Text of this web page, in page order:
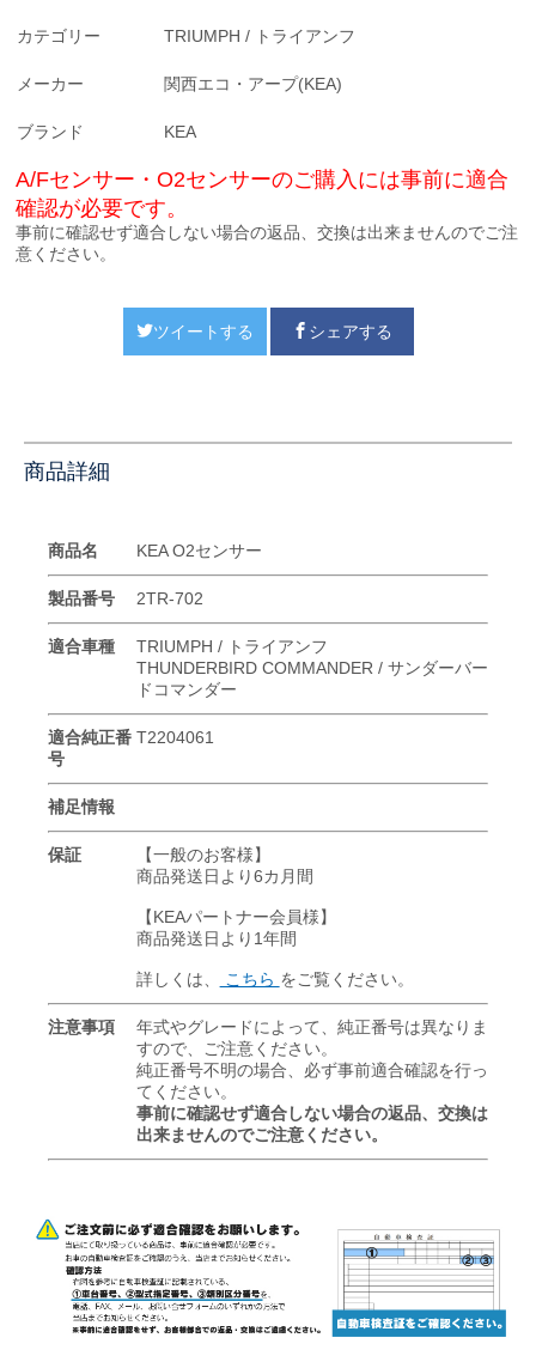
カテゴリー TRIUMPH / トライアンフ
メーカー 関西エコ・アープ(KEA)
ブランド KEA
A/Fセンサー・O2センサーのご購入には事前に適合
確認が必要です。
事前に確認せず適合しない場合の返品、交換は出来ませんのでご注
意ください。
ツイートする シェアする
商品詳細
商品名 KEA O2センサー
製品番号 2TR-702
適合車種
TRIUMPH / トライアンフ
THUNDERBIRD COMMANDER / サンダーバー
ドコマンダー
適合純正番
号
T2204061
補足情報
保証
【一般のお客様】
商品発送日より6カ月間
【KEAパートナー会員様】
商品発送日より1年間
詳しくは、 こちら をご覧ください。
注意事項
年式やグレードによって、純正番号は異なりま
すので、ご注意ください。
純正番号不明の場合、必ず事前適合確認を行っ
てください。
事前に確認せず適合しない場合の返品、交換は
出来ませんのでご注意ください。